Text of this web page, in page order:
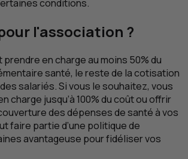
conditions.
l'association ?
en charge au moins 50% du
santé, le reste de la cotisation
salariés. Si vous le souhaitez, vous
charge jusqu’à 100% du coût ou offrir
des dépenses de santé à vos
faire partie d’une politique de
avantageuse pour fidéliser vos